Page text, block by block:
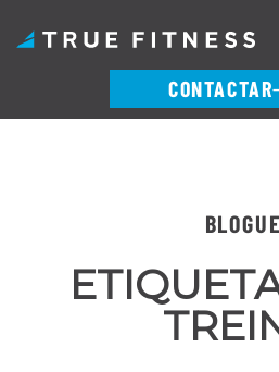
BLOGUE